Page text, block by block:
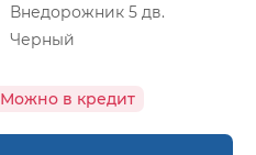
Внедорожник 5 дв.
Черный
Можно в кредит